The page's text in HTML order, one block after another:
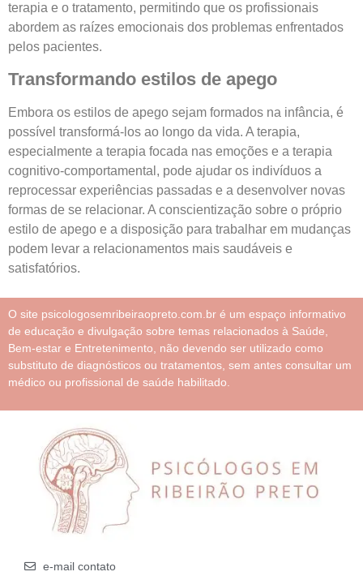
terapia e o tratamento, permitindo que os profissionais
abordem as raízes emocionais dos problemas enfrentados
pelos pacientes.
Transformando estilos de apego
Embora os estilos de apego sejam formados na infância, é
possível transformá-los ao longo da vida. A terapia,
especialmente a terapia focada nas emoções e a terapia
cognitivo-comportamental, pode ajudar os indivíduos a
reprocessar experiências passadas e a desenvolver novas
formas de se relacionar. A conscientização sobre o próprio
estilo de apego e a disposição para trabalhar em mudanças
podem levar a relacionamentos mais saudáveis e
satisfatórios.
O site psicologosemribeiraopreto.com.br é um espaço informativo
de educação e divulgação sobre temas relacionados à Saúde,
Bem-estar e Entretenimento, não devendo ser utilizado como
substituto de diagnósticos ou tratamentos, sem antes consultar um
médico ou profissional de saúde habilitado.
e-mail contato